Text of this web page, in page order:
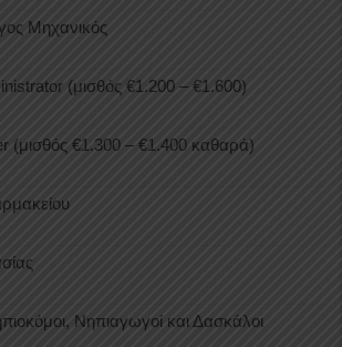
Μηχανικός
(μισθός €1.200 – €1.600)
(μισθός €1.300 – €1.400 καθαρά)
Νηπιαγωγοί και Δασκάλοι